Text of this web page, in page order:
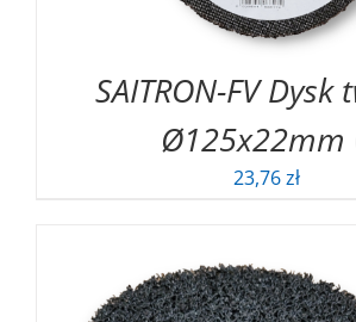
SAITRON-FV Dysk
Ø125x22mm
23,76zł